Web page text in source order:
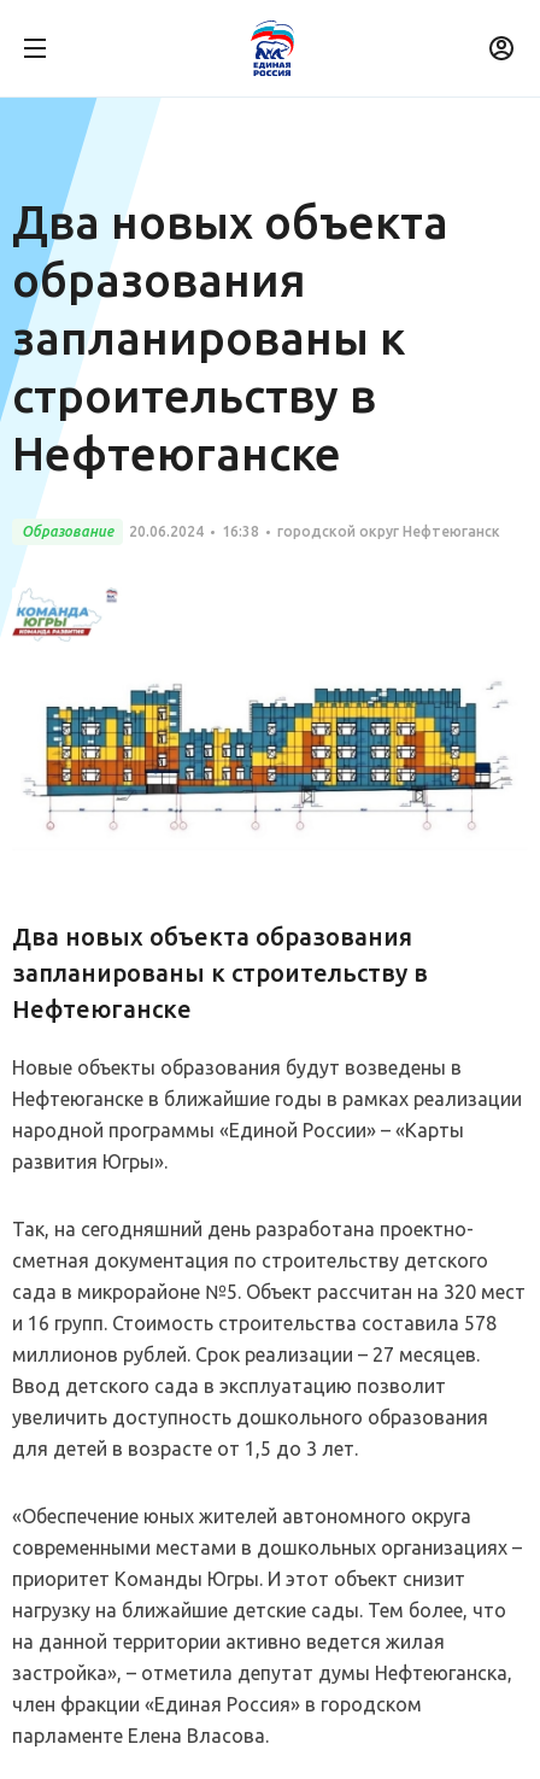
Два новых объекта
образования
запланированы к
строительству в
Нефтеюганске
Образование 20.06.2024 16:38 городской округ Нефтеюганск
Два новых объекта образования
запланированы к строительству в
Нефтеюганске
Новые объекты образования будут возведены в
Нефтеюганске в ближайшие годы в рамках реализации
народной программы «Единой России» – «Карты
развития Югры».
Так, на сегодняшний день разработана проектно-
сметная документация по строительству детского
сада в микрорайоне №5. Объект рассчитан на 320 мест
и 16 групп. Стоимость строительства составила 578
миллионов рублей. Срок реализации – 27 месяцев.
Ввод детского сада в эксплуатацию позволит
увеличить доступность дошкольного образования
для детей в возрасте от 1,5 до 3 лет.
«Обеспечение юных жителей автономного округа
современными местами в дошкольных организациях –
приоритет Команды Югры. И этот объект снизит
нагрузку на ближайшие детские сады. Тем более, что
на данной территории активно ведется жилая
застройка», – отметила депутат думы Нефтеюганска,
член фракции «Единая Россия» в городском
парламенте Елена Власова.